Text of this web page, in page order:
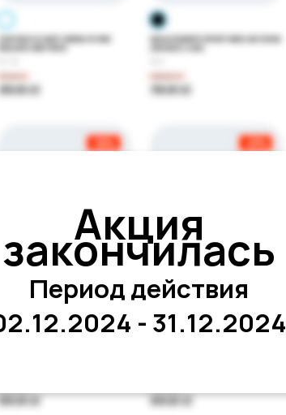
Акция
закончилась
Период действия
- 31.12.2024